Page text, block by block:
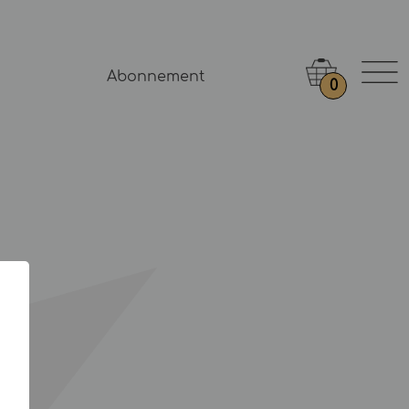
Abonnement
0